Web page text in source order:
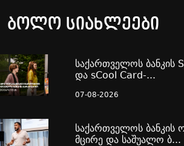
ბოლო სიახლეები
საქართველოს ბანკის
და sCool Card-...
07-08-2026
საქართველოს ბანკის
მცირე და საშუალო ბ...